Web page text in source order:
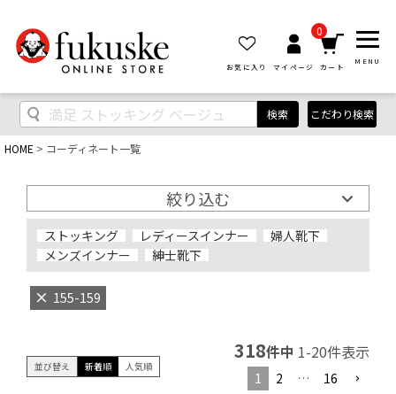
お気に入り マイページ
0
カート
MENU
検索 こだわり検索
HOME コーディネート一覧
絞り込む
ストッキング レディースインナー
婦人靴下
メンズインナー
紳士靴下
155-159
並び替え 新着順 人気順
318件中 1-20件表示
1 2 … 16